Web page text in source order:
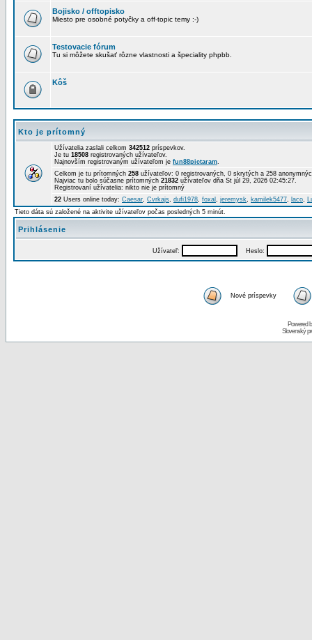
Bojisko / offtopisko
Miesto pre osobné potyčky a off-topic temy :-)
Testovacie fórum
Tu si môžete skušať rôzne vlastnosti a špeciality phpbb.
Kôš
Kto je prítomný
Užívatelia zaslali celkom 342512 príspevkov.
Je tu 18508 registrovaných užívateľov.
Najnovším registrovaným užívateľom je fun88pictaram.
Celkom je tu prítomných 258 užívateľov: 0 registrovaných, 0 skrytých a 258
Najviac tu bolo súčasne prítomných 21832 užívateľov dňa St júl 29, 2026 02:45:27.
Registrovaní užívatelia: nikto nie je prítomný
22 Users online today: Caesar, Cvrkajs, dufi1978, foxal , jeremysk, kamilek5477, laco,
Tieto dáta sú založené na aktivite užívateľov počas posledných 5 minút.
Prihlásenie
Užívateľ: Heslo:
Nové príspevky
Powered
Slovenský